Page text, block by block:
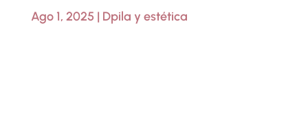
Ago 1, 2025 | Dpila y estética